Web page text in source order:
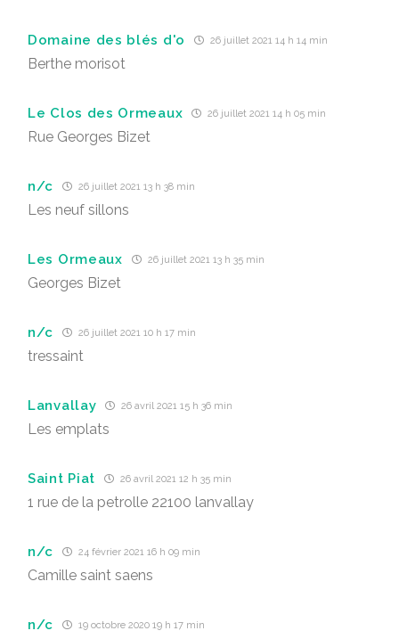
Domaine des blés d'o 26 juillet 2021 14 h 14 min
Berthe morisot
Le Clos des Ormeaux 26 juillet 2021 14 h 05 min
Rue Georges Bizet
n/c 26 juillet 2021 13 h 38 min
Les neuf sillons
Les Ormeaux 26 juillet 2021 13 h 35 min
Georges Bizet
n/c 26 juillet 2021 10 h 17 min
tressaint
Lanvallay 26 avril 2021 15 h 36 min
Les emplats
Saint Piat 26 avril 2021 12 h 35 min
1 rue de la petrolle 22100 lanvallay
n/c 24 février 2021 16 h 09 min
Camille saint saens
n/c 19 octobre 2020 19 h 17 min